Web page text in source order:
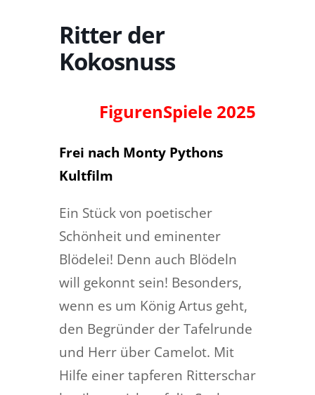
Ritter der
Kokosnuss
FigurenSpiele 2025
Frei nach Monty Pythons
Kultfilm
Ein Stück von poetischer
Schönheit und eminenter
Blödelei! Denn auch Blödeln
will gekonnt sein! Besonders,
wenn es um König Artus geht,
den Begründer der Tafelrunde
und Herr über Camelot. Mit
Hilfe einer tapferen Ritterschar